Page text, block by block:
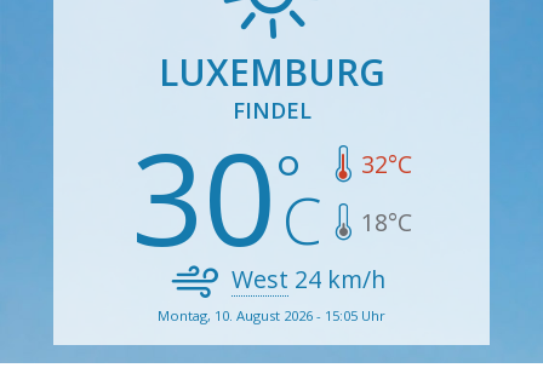
LUXEMBURG
FINDEL
30 32°C
18°C
West 24 km/h
Montag, 10. August 2026 - 15:05 Uhr